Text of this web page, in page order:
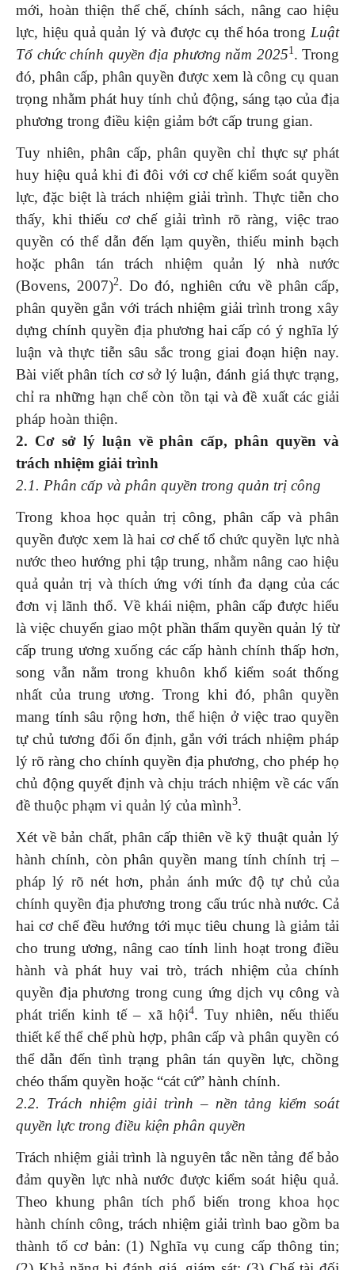
mới, hoàn thiện thể chế, chính sách, nâng cao hiệu
lực, hiệu quả quản lý và được cụ thể hóa trong Luật
Tổ chức chính quyền địa phương năm 20251. Trong
đó, phân cấp, phân quyền được xem là công cụ quan
trọng nhằm phát huy tính chủ động, sáng tạo của địa
phương trong điều kiện giảm bớt cấp trung gian.
Tuy nhiên, phân cấp, phân quyền chỉ thực sự phát
huy hiệu quả khi đi đôi với cơ chế kiểm soát quyền
lực, đặc biệt là trách nhiệm giải trình. Thực tiễn cho
thấy, khi thiếu cơ chế giải trình rõ ràng, việc trao
quyền có thể dẫn đến lạm quyền, thiếu minh bạch
hoặc phân tán trách nhiệm quản lý nhà nước
(Bovens, 2007)2. Do đó, nghiên cứu về phân cấp,
phân quyền gắn với trách nhiệm giải trình trong xây
dựng chính quyền địa phương hai cấp có ý nghĩa lý
luận và thực tiễn sâu sắc trong giai đoạn hiện nay.
Bài viết phân tích cơ sở lý luận, đánh giá thực trạng,
chỉ ra những hạn chế còn tồn tại và đề xuất các giải
pháp hoàn thiện.
2. Cơ sở lý luận về phân cấp, phân quyền và
trách nhiệm giải trình
2.1. Phân cấp và phân quyền trong quản trị công
Trong khoa học quản trị công, phân cấp và phân
quyền được xem là hai cơ chế tổ chức quyền lực nhà
nước theo hướng phi tập trung, nhằm nâng cao hiệu
quả quản trị và thích ứng với tính đa dạng của các
đơn vị lãnh thổ. Về khái niệm, phân cấp được hiểu
là việc chuyển giao một phần thẩm quyền quản lý từ
cấp trung ương xuống các cấp hành chính thấp hơn,
song vẫn nằm trong khuôn khổ kiểm soát thống
nhất của trung ương. Trong khi đó, phân quyền
mang tính sâu rộng hơn, thể hiện ở việc trao quyền
tự chủ tương đối ổn định, gắn với trách nhiệm pháp
lý rõ ràng cho chính quyền địa phương, cho phép họ
chủ động quyết định và chịu trách nhiệm về các vấn
đề thuộc phạm vi quản lý của mình3.
Xét về bản chất, phân cấp thiên về kỹ thuật quản lý
hành chính, còn phân quyền mang tính chính trị –
pháp lý rõ nét hơn, phản ánh mức độ tự chủ của
chính quyền địa phương trong cấu trúc nhà nước. Cả
hai cơ chế đều hướng tới mục tiêu chung là giảm tải
cho trung ương, nâng cao tính linh hoạt trong điều
hành và phát huy vai trò, trách nhiệm của chính
quyền địa phương trong cung ứng dịch vụ công và
phát triển kinh tế – xã hội4. Tuy nhiên, nếu thiếu
thiết kế thể chế phù hợp, phân cấp và phân quyền có
thể dẫn đến tình trạng phân tán quyền lực, chồng
chéo thẩm quyền hoặc “cát cứ” hành chính.
2.2. Trách nhiệm giải trình – nền tảng kiểm soát
quyền lực trong điều kiện phân quyền
Trách nhiệm giải trình là nguyên tắc nền tảng để bảo
đảm quyền lực nhà nước được kiểm soát hiệu quả.
Theo khung phân tích phổ biến trong khoa học
hành chính công, trách nhiệm giải trình bao gồm ba
thành tố cơ bản: (1) Nghĩa vụ cung cấp thông tin;